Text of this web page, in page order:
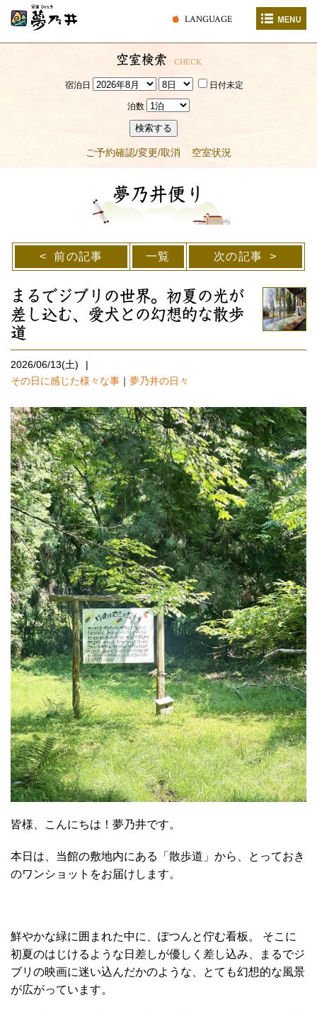
LANGUAGE
空室検索 CHECK
宿泊日 日付未定
泊数
検索する
ご予約確認/変更/取消 空室状況
夢乃井便り
前の記事 一覧 次の記事
まるでジブリの世界。初夏の光が
差し込む、愛犬との幻想的な散歩
道
2026/06/13(土)
その日に感じた様々な事 ｜ 夢乃井の日々
皆様、こんにちは！夢乃井です。
本日は、当館の敷地内にある「散歩道」から、とっておき
のワンショットをお届けします。
鮮やかな緑に囲まれた中に、ぽつんと佇む看板。 そこに
初夏のはじけるような日差しが優しく差し込み、まるでジ
ブリの映画に迷い込んだかのような、とても幻想的な風景
が広がっています。